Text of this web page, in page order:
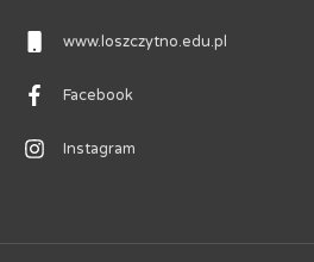
www.loszczytno.edu.pl
Facebook
Instagram